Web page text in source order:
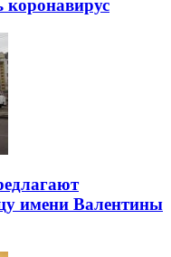
коронавирус
имени Валентины